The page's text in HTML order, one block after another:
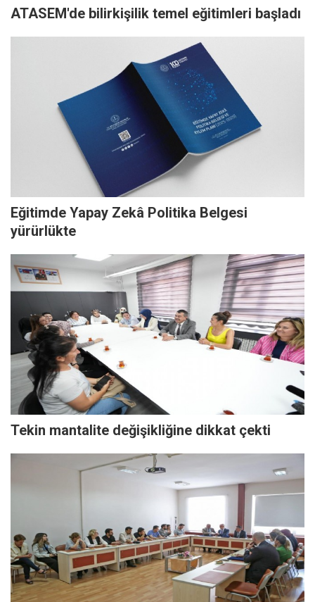
ATASEM'de bilirkişilik temel eğitimleri başladı
Eğitimde Yapay Zekâ Politika Belgesi
yürürlükte
Tekin mantalite değişikliğine dikkat çekti